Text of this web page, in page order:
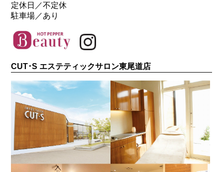
定休日／不定休
駐車場／あり
CUT･S エステティックサロン東尾道店